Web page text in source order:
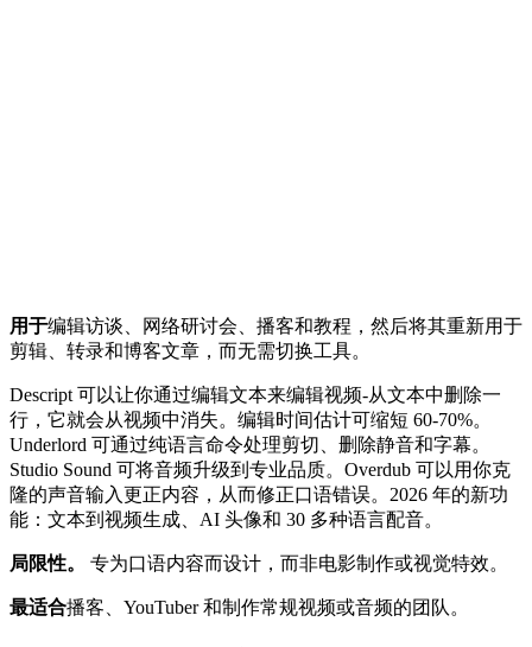
用于编辑访谈、网络研讨会、播客和教程，然后将其重新用于
剪辑、转录和博客文章，而无需切换工具。
Descript 可以让你通过编辑文本来编辑视频-从文本中删除一
行，它就会从视频中消失。编辑时间估计可缩短 60-70%。
Underlord 可通过纯语言命令处理剪切、删除静音和字幕。
Studio Sound 可将音频升级到专业品质。Overdub 可以用你克
隆的声音输入更正内容，从而修正口语错误。2026 年的新功
能：文本到视频生成、AI 头像和 30 多种语言配音。
局限性。 专为口语内容而设计，而非电影制作或视觉特效。
最适合播客、YouTuber 和制作常规视频或音频的团队。